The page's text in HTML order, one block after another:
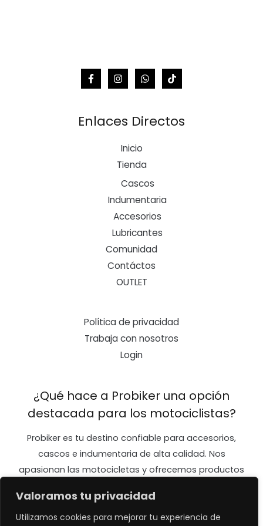
Valoramos tu privacidad
Utilizamos cookies para mejorar tu experiencia de
Enlaces Directos
Inicio
Tienda
Cascos
Indumentaria
Accesorios
Lubricantes
Comunidad
Contáctos
OUTLET
Política de privacidad
Trabaja con nosotros
Login
¿Qué hace a Probiker una opción
destacada para los motociclistas?
Probiker es tu destino confiable para accesorios,
cascos e indumentaria de alta calidad. Nos
apasionan las motocicletas y ofrecemos productos
cada viaje. ¡Únete a nuestra comunidad y vive la
emoción de la carretera con Probiker!